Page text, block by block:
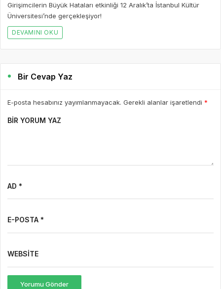
Girişimcilerin Büyük Hataları etkinliği 12 Aralık’ta İstanbul Kültür
Üniversitesi’nde gerçekleşiyor!
DEVAMINI OKU
Bir Cevap Yaz
E-posta hesabınız yayımlanmayacak. Gerekli alanlar işaretlendi *
BIR YORUM YAZ
AD *
E-POSTA *
WEBSITE
Yorumu Gönder